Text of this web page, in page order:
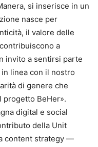
si inserisce in un
nasce per
il valore delle
a
invito a sentirsi parte
linea con il nostro
di genere che
progetto BeHer».
digital e social
della Unit
content strategy —